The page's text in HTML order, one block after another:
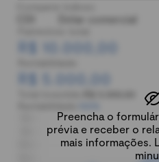
Preencha o
prévia e receber o
mais informações.
Dólar comercial
R$ 10.000,00
R$ 5.000,00